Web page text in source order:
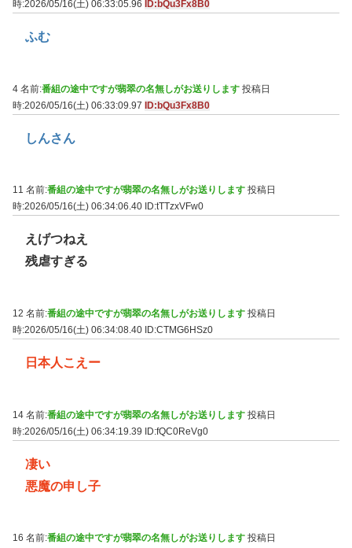
時:2026/05/16(土) 06:33:05.96 ID:bQu3Fx8B0
ふむ
4 名前:番組の途中ですが翡翠の名無しがお送りします 投稿日
時:2026/05/16(土) 06:33:09.97 ID:bQu3Fx8B0
しんさん
11 名前:番組の途中ですが翡翠の名無しがお送りします 投稿日
時:2026/05/16(土) 06:34:06.40 ID:tTTzxVFw0
えげつねえ
残虐すぎる
12 名前:番組の途中ですが翡翠の名無しがお送りします 投稿日
時:2026/05/16(土) 06:34:08.40 ID:CTMG6HSz0
日本人こえー
14 名前:番組の途中ですが翡翠の名無しがお送りします 投稿日
時:2026/05/16(土) 06:34:19.39 ID:fQC0ReVg0
凄い
悪魔の申し子
16 名前:番組の途中ですが翡翠の名無しがお送りします 投稿日